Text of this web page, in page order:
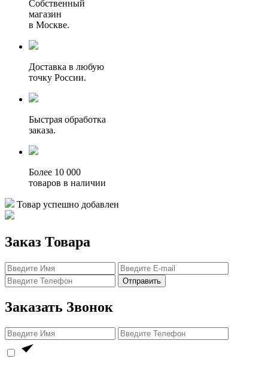
Собственный
магазин
в Москве.
Доставка в любую
точку России.
Быстрая обработка
заказа.
Более 10 000
товаров в наличии
Товар успешно добавлен
Заказ Товара
Отправить
Заказать Звонок